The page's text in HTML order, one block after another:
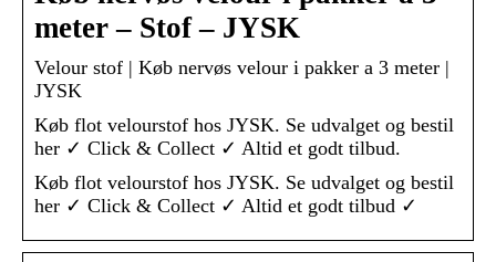
meter – Stof – JYSK
Velour stof | Køb nervøs velour i pakker a 3 meter |
JYSK
Køb flot velourstof hos JYSK. Se udvalget og bestil
her ✓ Click & Collect ✓ Altid et godt tilbud.
Køb flot velourstof hos JYSK. Se udvalget og bestil
her ✓ Click & Collect ✓ Altid et godt tilbud ✓